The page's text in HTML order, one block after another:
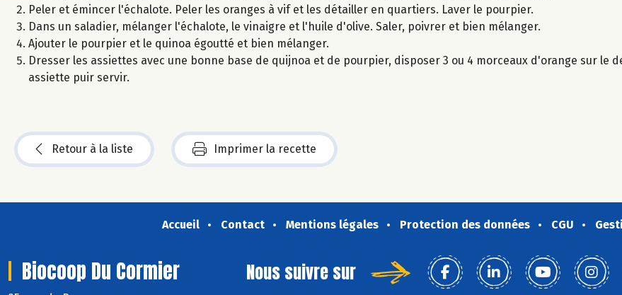
Peler et émincer l'échalote. Peler les oranges à vif et les détailler en quartiers. Laver le pourpier.
Dans un saladier, mélanger l'échalote, le vinaigre et l'huile d'olive. Saler, poivrer et bien mélanger.
Ajouter le pourpier et le quinoa égoutté et bien mélanger.
Dresser les assiettes avec une bonne base de quijnoa et de pourpier, disposer 3 ou 4 morceaux d'orange sur le
assiette puir servir.
Retour à la liste Imprimer la recette
Accueil Contact Mentions légales Protection des données CGU
Biocoop Du Cormier Nous suivre sur